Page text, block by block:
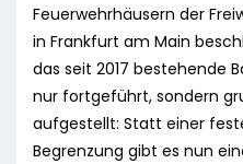
Feuerwehrhäusern der
in Frankfurt am Main
das seit 2017 bestehende
nur fortgeführt, sondern
aufgestellt: Statt einer
Begrenzung gibt es nun